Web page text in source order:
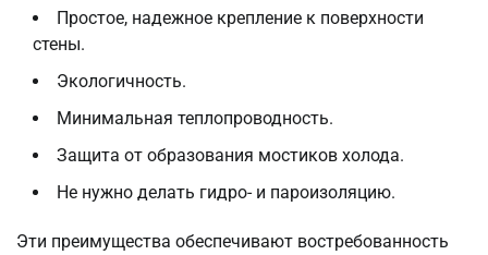
Простое, надежное крепление к поверхности
стены.
Экологичность.
Минимальная теплопроводность.
Защита от образования мостиков холода.
Не нужно делать гидро- и пароизоляцию.
Эти преимущества обеспечивают востребованность